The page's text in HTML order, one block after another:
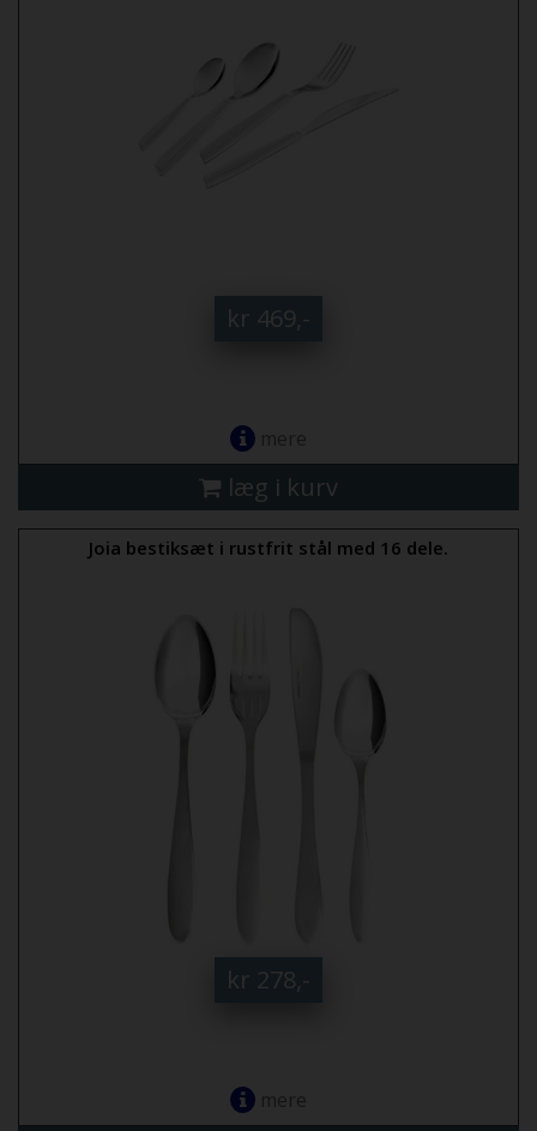
kr 469,-
mere
læg i kurv
Joia bestiksæt i rustfrit stål med 16 dele.
kr 278,-
mere